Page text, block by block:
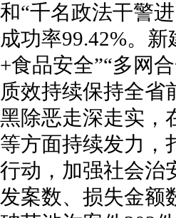
和“千名政法干警
成功率99.42%。
+食品安全”“多网
质效持续保持全省
黑除恶走深走实，
等方面持续发力，
行动，加强社会治
发案数、损失金额